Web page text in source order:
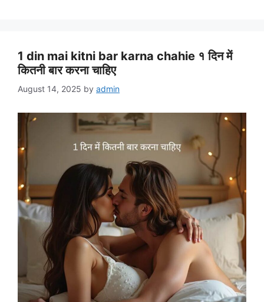
1 din mai kitni bar karna chahie १ दिन में
कितनी बार करना चाहिए
August 14, 2025 by admin